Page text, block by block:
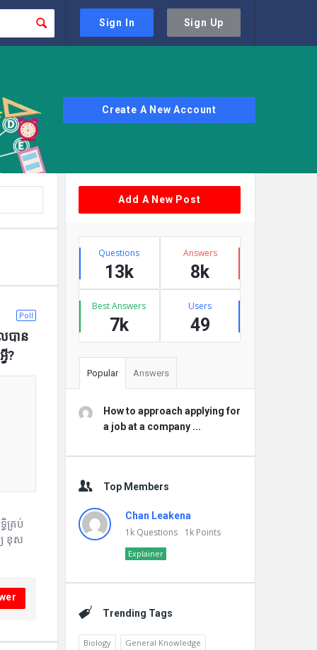
Sign In Sign Up
Create A New Account
Poll
លបាន
?
គ្រប់
យ ខុស
Sidebar
Add A New Post
Stats
Questions
13k
Answers
8k
Best Answers
7k
Users
49
Popular Answers
How to approach applying for
a job at a company ...
Top Members
Chan Leakena
1k Questions 1k Points
Explainer
Trending Tags
Biology
General Knowledge